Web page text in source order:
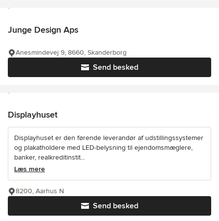
Junge Design Aps
Send besked
Anesmindevej 9, 8660, Skanderborg
Displayhuset
Displayhuset er den førende leverandør af udstillingssystemer
og plakatholdere med LED-belysning til ejendomsmæglere,
banker, realkreditinstit...
Læs mere
Send besked
8200, Aarhus N